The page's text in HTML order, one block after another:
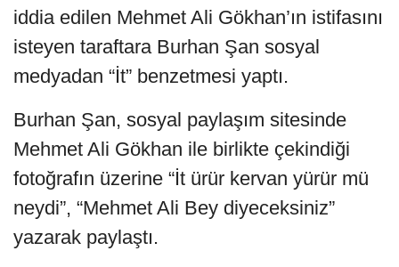
iddia edilen Mehmet Ali Gökhan’ın istifasını
isteyen taraftara Burhan Şan sosyal
medyadan “İt” benzetmesi yaptı.
Burhan Şan, sosyal paylaşım sitesinde
Mehmet Ali Gökhan ile birlikte çekindiği
fotoğrafın üzerine “İt ürür kervan yürür mü
neydi”, “Mehmet Ali Bey diyeceksiniz”
yazarak paylaştı.